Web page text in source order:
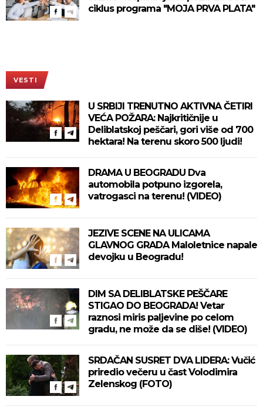
ciklus programa "MOJA PRVA PLATA"
VESTI
U SRBIJI TRENUTNO AKTIVNA ČETIRI
VEĆA POŽARA: Najkritičnije u
Deliblatskoj peščari, gori više od 700
hektara! Na terenu skoro 500 ljudi!
DRAMA U BEOGRADU Dva
automobila potpuno izgorela,
vatrogasci na terenu! (VIDEO)
JEZIVE SCENE NA ULICAMA
GLAVNOG GRADA Maloletnice napale
devojku u Beogradu!
DIM SA DELIBLATSKE PEŠČARE
STIGAO DO BEOGRADA! Vetar
raznosi miris paljevine po celom
gradu, ne može da se diše! (VIDEO)
SRDAČAN SUSRET DVA LIDERA: Vučić
priredio večeru u čast Volodimira
Zelenskog (FOTO)